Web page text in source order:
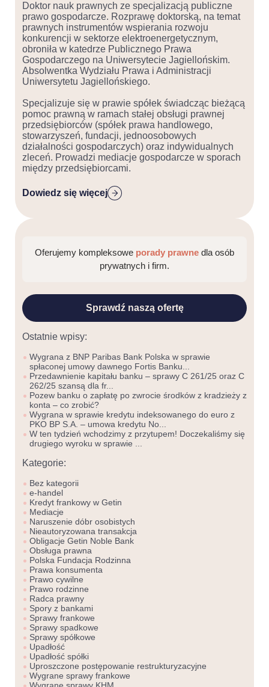
Doktor nauk prawnych ze specjalizacją publiczne
prawo gospodarcze. Rozprawę doktorską, na temat
prawnych instrumentów wspierania rozwoju
konkurencji w sektorze elektroenergetycznym,
obroniła w katedrze Publicznego Prawa
Gospodarczego na Uniwersytecie Jagiellońskim.
Absolwentka Wydziału Prawa i Administracji
Uniwersytetu Jagiellońskiego.
Specjalizuje się w prawie spółek świadcząc bieżącą
pomoc prawną w ramach stałej obsługi prawnej
przedsiębiorców (spółek prawa handlowego,
stowarzyszeń, fundacji, jednoosobowych
działalności gospodarczych) oraz indywidualnych
zleceń. Prowadzi mediacje gospodarcze w sporach
między przedsiębiorcami.
Dowiedz się więcej
Oferujemy kompleksowe porady prawne dla osób
prywatnych i firm.
Sprawdź naszą ofertę
Ostatnie wpisy:
Wygrana z BNP Paribas Bank Polska w sprawie
spłaconej umowy dawnego Fortis Banku...
Przedawnienie kapitału banku – sprawy C 261/25 oraz C
262/25 szansą dla fr...
Pozew banku o zapłatę po zwrocie środków z kradzieży z
konta – co zrobić?
Wygrana w sprawie kredytu indeksowanego do euro z
PKO BP S.A. – umowa kredytu No...
W ten tydzień wchodzimy z przytupem! Doczekaliśmy się
drugiego wyroku w sprawie ...
Kategorie:
Bez kategorii
e-handel
Kredyt frankowy w Getin
Mediacje
Naruszenie dóbr osobistych
Nieautoryzowana transakcja
Obligacje Getin Noble Bank
Obsługa prawna
Polska Fundacja Rodzinna
Prawa konsumenta
Prawo cywilne
Prawo rodzinne
Radca prawny
Spory z bankami
Sprawy frankowe
Sprawy spadkowe
Sprawy spółkowe
Upadłość
Upadłość spółki
Uproszczone postępowanie restrukturyzacyjne
Wygrane sprawy frankowe